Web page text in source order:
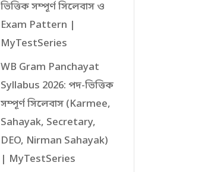
ভিত্তিক সম্পূর্ণ সিলেবাস ও
Exam Pattern |
MyTestSeries
WB Gram Panchayat
Syllabus 2026: পদ-ভিত্তিক
সম্পূর্ণ সিলেবাস (Karmee,
Sahayak, Secretary,
DEO, Nirman Sahayak)
| MyTestSeries